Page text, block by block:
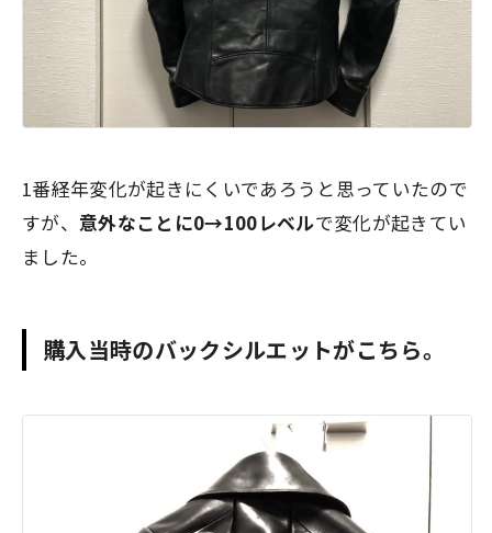
1番経年変化が起きにくいであろうと思っていたので
すが、意外なことに0→100レベルで変化が起きてい
ました。
購入当時のバックシルエットがこちら。